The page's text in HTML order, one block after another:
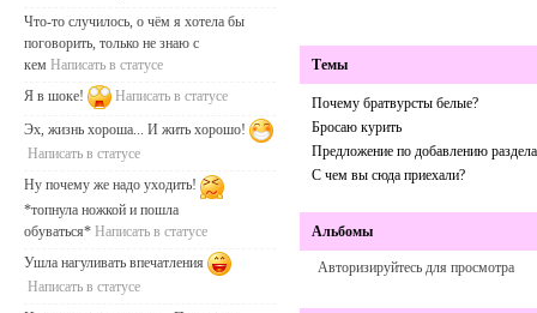
Что-то случилось, о чём я хотела бы
поговорить, только не знаю с
кем Написать в статусе
Я в шоке!
Написать в статусе
Эх, жизнь хороша... И жить хорошо!
Написать в статусе
Ну почему же надо уходить!
*топнула ножкой и пошла
обуваться* Написать в статусе
Ушла нагуливать впечатления
Написать в статусе
Темы
Почему братвурсты белые?
Бросаю курить
Предложение по добавлению раздела
С чем вы сюда приехали?
Альбомы
Авторизируйтесь для просмотра